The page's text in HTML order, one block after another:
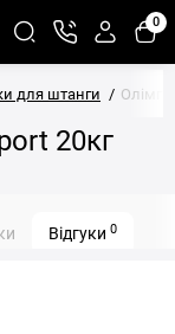
0
для штанги
20кг
Відгуки 0